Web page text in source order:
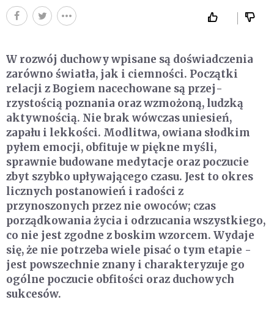
W rozwój duchowy wpisane są doświadczenia
zarówno światła, jak i ciemności. Początki
relacji z Bogiem nacechowane są przej­
rzystością poznania oraz wzmożoną, ludzką
aktywnością. Nie brak wówczas uniesień,
zapału i lekkości. Modlitwa, owiana słod­kim
pyłem emocji, obfituje w piękne myśli,
sprawnie budowane medytacje oraz poczucie
zbyt szybko upływającego czasu. Jest to okres
licznych postanowień i radości z
przynoszonych przez nie owoców; czas
porządkowania życia i odrzucania wszystkiego,
co nie jest zgodne z boskim wzorcem. Wydaje
się, że nie potrze­ba wiele pisać o tym etapie -
jest powszechnie znany i charakte­ryzuje go
ogólne poczucie obfitości oraz duchowych
sukcesów.